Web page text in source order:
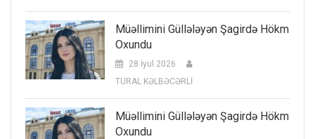
Müəllimini Güllələyən Şagirdə Hökm
Oxundu
28 İyul 2026
TURAL KƏLBƏCƏRLİ
Müəllimini Güllələyən Şagirdə Hökm
Oxundu